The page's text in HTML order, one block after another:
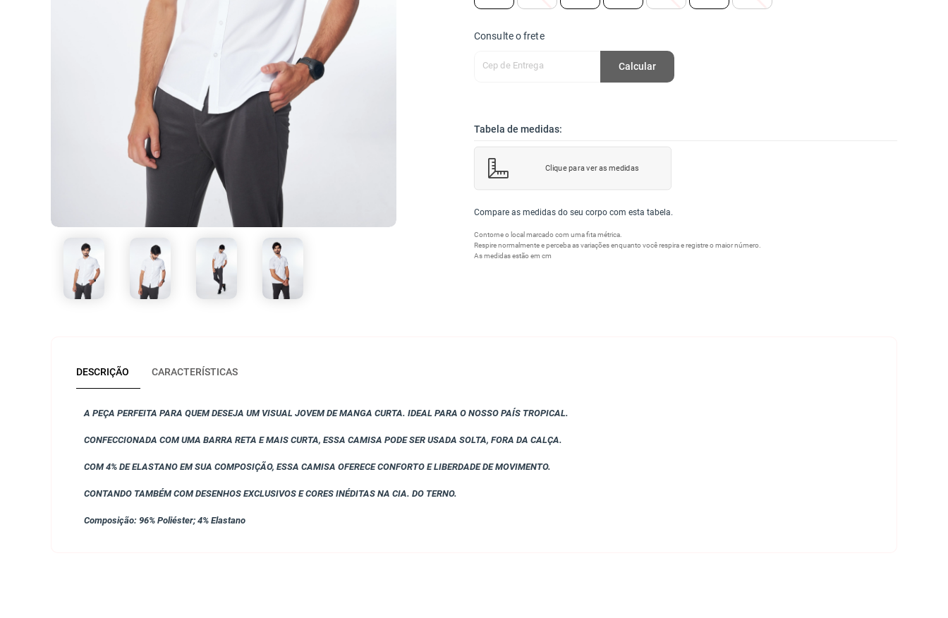
Consulte o frete
Cep de Entrega Calcular
Tabela de medidas:
Clique para ver as medidas
Compare as medidas do seu corpo com esta tabela.
Contorne o local marcado com uma fita métrica.
Respire normalmente e perceba as variações enquanto você respira e registre o maior número.
As medidas estão em cm
DESCRIÇÃO CARACTERÍSTICAS
A PEÇA PERFEITA PARA QUEM DESEJA UM VISUAL JOVEM DE MANGA CURTA. IDEAL PARA O NOSSO PAÍS TROPICAL.
CONFECCIONADA COM UMA BARRA RETA E MAIS CURTA, ESSA CAMISA PODE SER USADA SOLTA, FORA DA CALÇA.
COM 4% DE ELASTANO EM SUA COMPOSIÇÃO, ESSA CAMISA OFERECE CONFORTO E LIBERDADE DE MOVIMENTO.
CONTANDO TAMBÉM COM DESENHOS EXCLUSIVOS E CORES INÉDITAS NA CIA. DO TERNO.
Composição: 96% Poliéster; 4% Elastano